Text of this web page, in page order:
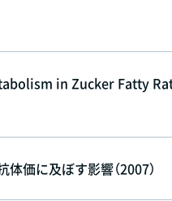
in Zucker Fatty
価に及ぼす影響（2007）